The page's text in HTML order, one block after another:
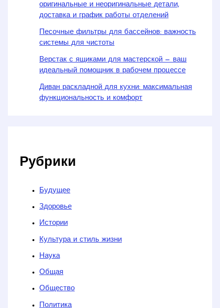
оригинальные и неоригинальные детали,
доставка и график работы отделений
Песочные фильтры для бассейнов: важность
системы для чистоты
Верстак с ящиками для мастерской — ваш
идеальный помощник в рабочем процессе
Диван раскладной для кухни: максимальная
функциональность и комфорт
Рубрики
Будущее
Здоровье
Истории
Культура и стиль жизни
Наука
Общая
Общество
Политика